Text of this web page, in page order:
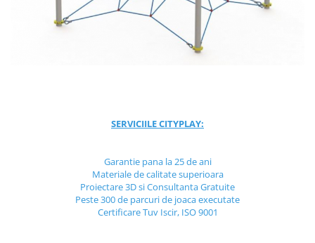
Jocuri cu nisip
SERVICIILE CITYPLAY:
Garantie pana la 25 de ani
Materiale de calitate superioara
Proiectare 3D si Consultanta Gratuite
Peste 300 de parcuri de joaca executate
Certificare Tuv Iscir, ISO 9001